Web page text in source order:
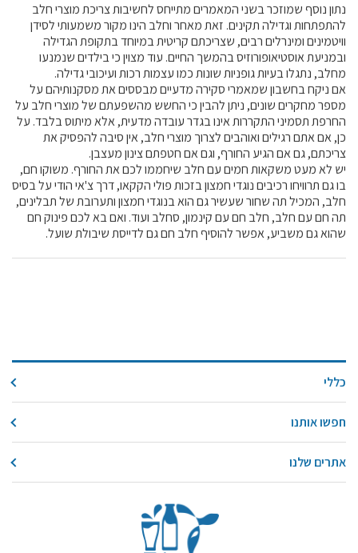
רכיבים תזונתיים
חלב לכל גיל
בריאות העצם
חלב וספורט
מיתוסים נפוצים
אתר מקצועי לאנשי המקצוע
מאמרים על חלב
וובינרים לאנשי מקצוע
מידעונים
מחקרים
נתון נוסף שמוזכר בשני המאמרים מתייחס לחשיבות צריכת מוצרי חלב
להתפתחות וגדילה תקינים. זאת מאחר וחלב הינו מקור משמעותי לסידן
וויטמינים ומינרלים רבים, שצריכתם קריטית במיוחד בתקופת הגדילה
ובמניעת אוסטיאופורוזיס בהמשך החיים. עוד מצוין כי בילדים שנמנעו
מחלב, נתגלו בעיות גופניות שונות כמו עצמות רכות ועיכובי גדילה.
אם ניקח בחשבון שמאמרי סקירה מדעיים מבססים את מסקנותיהם על
מספר מחקרים שונים, ניתן להבין כי החשש מהשפעתם של מוצרי חלב על
החרפת תסמיני התקררות אינו בגדר עובדה מדעית, אלא מיתוס בלבד. על
כן, אם אתם רגילים ואוהבים לצרוך מוצרי חלב, אין סיבה להפסיק את
צריכתם, גם אם הגיע החורף, וגם אם חטפתם צינון מעצבן.
יש לא מעט משקאות חמים עם חלב שיחממו לכם את החורף. משוקו חם,
בו גם תרוויחו רכיבים נוגדי חמצון בזכות פולי הקקאו, דרך צ'אי הודי על בסיס
חלב, המכיל תה שחור שעשיר גם הוא בנוגדי חמצון ותערובת של תבלינים,
תה חם עם חלב, חלב חם עם קינמון, סחלב ועוד. ואם בא לכם פינוק חם
שהוא גם משביע, אפשר להוסיף חלב חם גם לדייסת שיבולת שועל.
כללי
חפשו אותנו
אתרים שלנו